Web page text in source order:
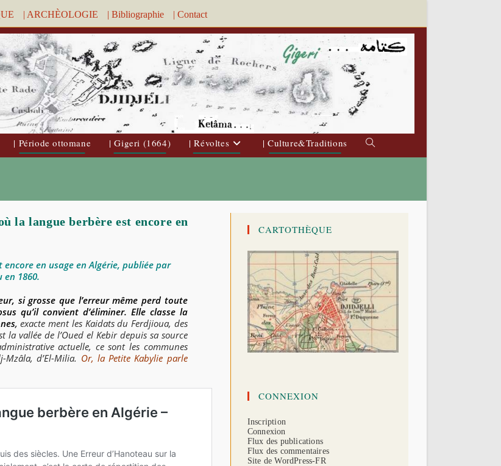
| ARCHÈOLOGIE | Bibliographie | Contact
| Période ottomane | Gigeri (1664) | Révoltes | Culture&Traditions
Toggle
la langue berbère est encore en
en usage en Algérie, publiée par
en 1860.
si grosse que l’erreur même perd toute
qu’il convient d’éliminer. Elle classe la
, exacte ment les Kaidats du Ferdjioua, des
la vallée de l’Oued el Kebir depuis sa source
actuelle, ce sont les communes
d’El-Milia. Or, la Petite Kabylie parle
CARTOTHÈQUE
CONNEXION
Inscription
Connexion
Flux des publications
Flux des commentaires
Site de WordPress-FR